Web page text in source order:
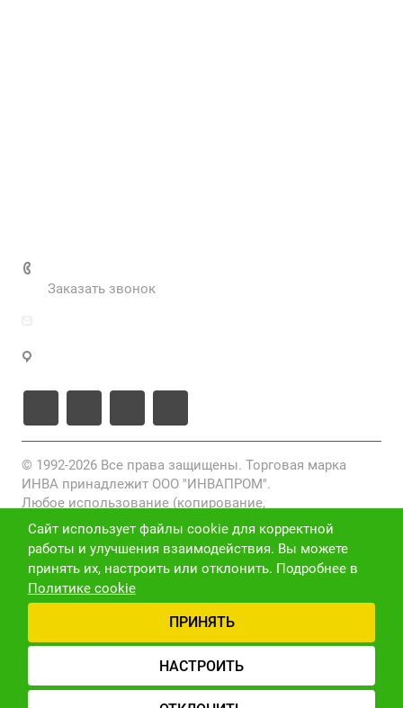
Заказать звонок
© 1992-2026 Все права защищены. Торговая марка
ИНВА принадлежит ООО "ИНВАПРОМ".
Любое использование (копирование,
воспроизведение, переработка, распространение)
фото-, видео- и текстовых материалов, размещенных
на данном сайте, без письменного разрешения
правообладателя запрещено и преследуется по закону
(ст. 1301 ГК РФ).
Политика конфиденциальности
Версия для слабовидящих
Сайт использует файлы cookie для корректной
работы и улучшения взаимодействия. Вы можете
принять их, настроить или отклонить. Подробнее в
Политике cookie
ПРИНЯТЬ
НАСТРОИТЬ